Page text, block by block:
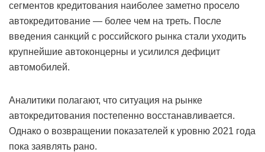
сегментов кредитования наиболее заметно просело
автокредитование — более чем на треть. После
введения санкций с российского рынка стали уходить
крупнейшие автоконцерны и усилился дефицит
автомобилей.
Аналитики полагают, что ситуация на рынке
автокредитования постепенно восстанавливается.
Однако о возвращении показателей к уровню 2021 года
пока заявлять рано.